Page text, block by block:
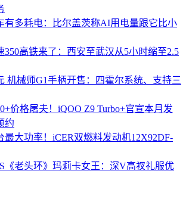
有多耗电：比尔盖茨称AI用电量跟它比小
350高铁来了：西安至武汉从5小时缩至2.5
机械师G1手柄开售：四霍尔系统、支持三
价格屠夫！iQOO Z9 Turbo+官宣本月发
约
最大功率！iCER双燃料发动机12X92DF-
《老头环》玛莉卡女王：深V高衩礼服优